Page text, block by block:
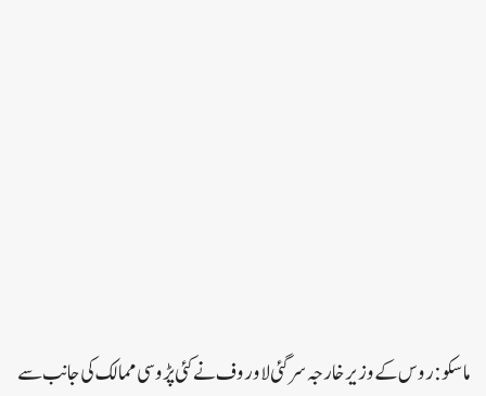
ماسکو: روس کے وزیر خارجہ سرگئی لاوروف نے کئی پڑوسی ممالک کی جانب سے